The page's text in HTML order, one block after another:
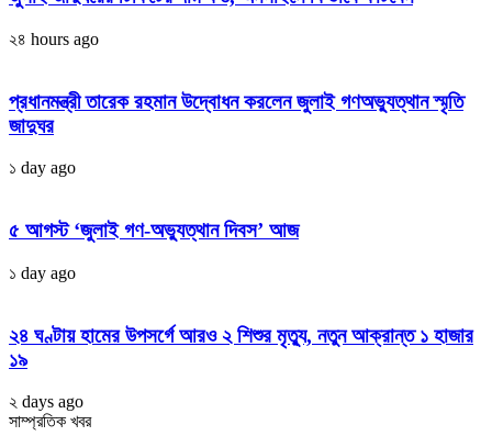
২৪ hours ago
প্রধানমন্ত্রী তারেক রহমান উদ্বোধন করলেন জুলাই গণঅভ্যুত্থান স্মৃতি
জাদুঘর
১ day ago
৫ আগস্ট ‘জুলাই গণ-অভ্যুত্থান দিবস’ আজ
১ day ago
২৪ ঘণ্টায় হামের উপসর্গে আরও ২ শিশুর মৃত্যু, নতুন আক্রান্ত ১ হাজার
১৯
২ days ago
সাম্প্রতিক খবর